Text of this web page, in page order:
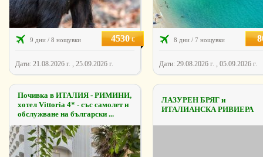
9 дни / 8 нощувки 4530€
Дати: 21.08.2026 г. , 25.09.2026 г.
8 дни / 7 нощувки
Дати: 29.08.2026 г. , 05.09.2026 г.
Почивка в ИТАЛИЯ - РИМИНИ,
хотел Vittoria 4* - със самолет и
обслужване на български ...
ЛАЗУРЕН БРЯГ и
ИТАЛИАНСКА РИВИЕРА